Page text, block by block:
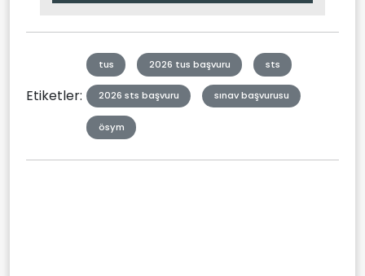
Etiketler:
tus 2026 tus başvuru sts
2026 sts başvuru sınav başvurusu
ösym